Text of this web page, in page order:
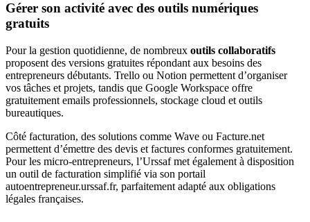
Gérer son activité avec des outils numériques
gratuits
Pour la gestion quotidienne, de nombreux outils collaboratifs
proposent des versions gratuites répondant aux besoins des
entrepreneurs débutants. Trello ou Notion permettent d’organiser
vos tâches et projets, tandis que Google Workspace offre
gratuitement emails professionnels, stockage cloud et outils
bureautiques.
Côté facturation, des solutions comme Wave ou Facture.net
permettent d’émettre des devis et factures conformes gratuitement.
Pour les micro-entrepreneurs, l’Urssaf met également à disposition
un outil de facturation simplifié via son portail
autoentrepreneur.urssaf.fr, parfaitement adapté aux obligations
légales françaises.